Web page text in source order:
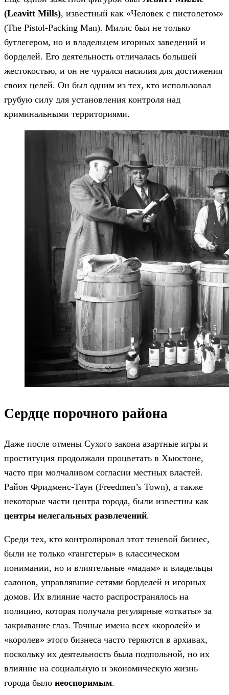
(Leavitt Mills), известный как «Человек с пистолетом»
(The Pistol-Packing Man). Миллс был не только
бутлегером, но и владельцем игорных заведений и
борделей. Его деятельность отличалась большей
жестокостью, и он не чурался насилия для достижения
своих целей. Он был одним из тех, кто использовал
грубую силу для установления контроля над
криминальными территориями.
Сердце порочного района
Даже после отмены Сухого закона азартные игры и
проституция продолжали процветать в Хьюстоне,
часто при молчаливом согласии местных властей.
Район Фридменс-Таун (Freedmen’s Town), а также
некоторые части центра города, были известны как
центры нелегальных развлечений.
Среди тех, кто контролировал этот теневой бизнес,
были не только «гангстеры» в классическом
понимании, но и влиятельные «мадам» и владельцы
салонов, управлявшие сетями борделей и игорных
домов. Их влияние часто распространялось на
полицию, которая получала регулярные «откаты» за
закрывание глаз. Точные имена всех «королей» и
«королев» этого бизнеса часто теряются в архивах,
поскольку их деятельность была подпольной, но их
влияние на социальную и экономическую жизнь
города было неоспоримым.